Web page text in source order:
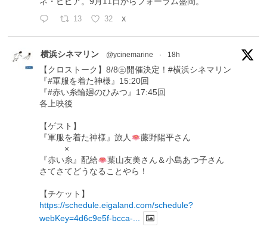
13 32 X
横浜シネマリン @ycinemarine · 18h
【クロストーク】8/8㊏開催決定！#横浜シネマリン
『#軍服を着た神様』15:20回
『#赤い糸輪廻のひみつ』17:45回
各上映後
【ゲスト】
『軍服を着た神様』旅人
藤野陽平さん
×
『赤い糸』配給
葉山友美さん＆小島あつ子さん
さてさてどうなることやら！
【チケット】
https://schedule.eigaland.com/schedule?
webKey=4d6c9e5f-bcca-...